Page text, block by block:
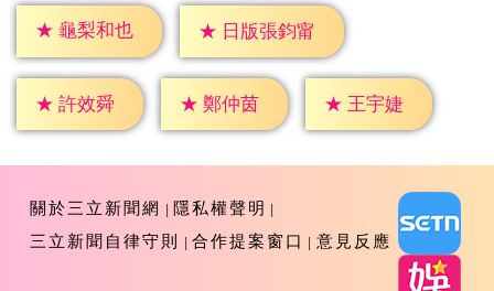
★ 龜梨和也 ★ 日版張鈞甯
★ 許效舜 ★ 鄭仲茵 ★ 王宇婕
關於三立新聞網
隱私權聲明
三立新聞自律守則
合作提案窗口 意見反應